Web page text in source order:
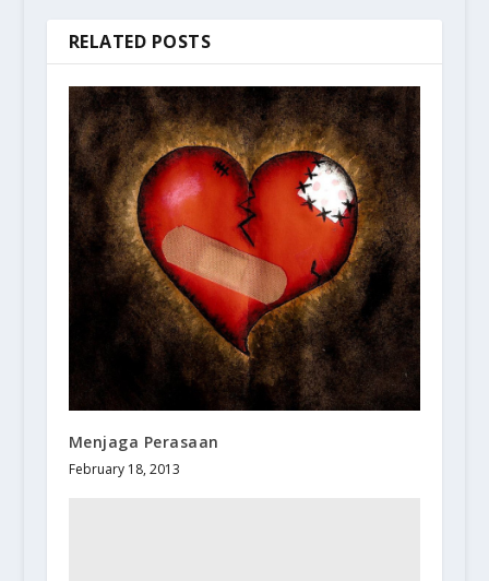
RELATED POSTS
Menjaga Perasaan
February 18, 2013